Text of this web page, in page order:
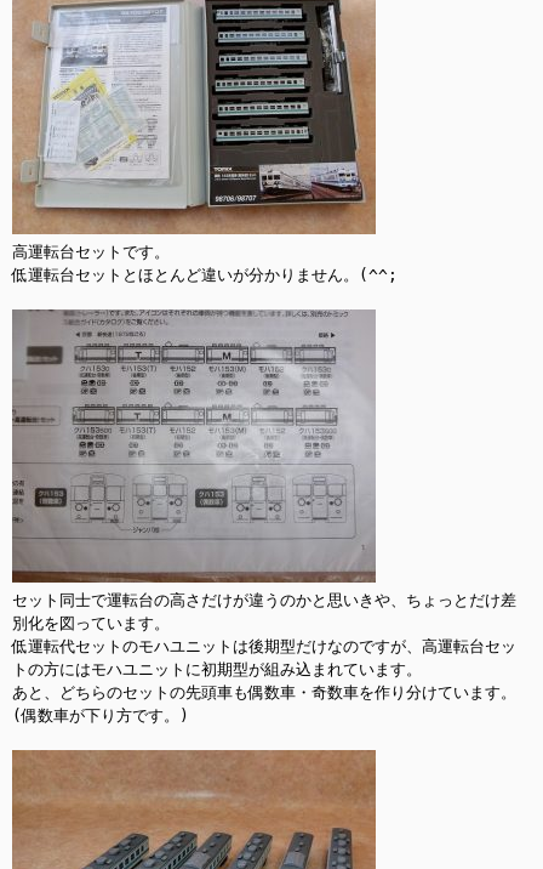
高運転台セットです。
低運転台セットとほとんど違いが分かりません。(^^;
セット同士で運転台の高さだけが違うのかと思いきや、ちょっとだけ差
別化を図っています。
低運転代セットのモハユニットは後期型だけなのですが、高運転台セッ
トの方にはモハユニットに初期型が組み込まれています。
あと、どちらのセットの先頭車も偶数車・奇数車を作り分けています。
(偶数車が下り方です。)